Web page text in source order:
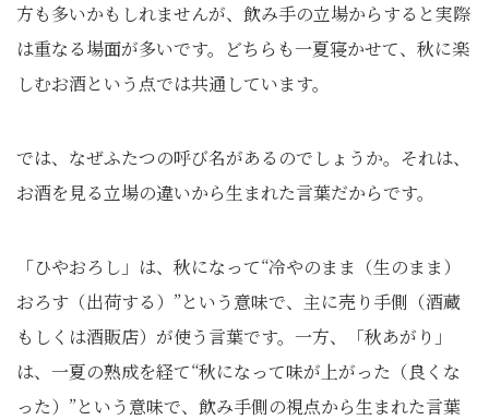
方も多いかもしれませんが、飲み手の立場からすると実際
は重なる場面が多いです。どちらも一夏寝かせて、秋に楽
しむお酒という点では共通しています。
では、なぜふたつの呼び名があるのでしょうか。それは、
お酒を見る立場の違いから生まれた言葉だからです。
「ひやおろし」は、秋になって“冷やのまま（生のまま）
おろす（出荷する）”という意味で、主に売り手側（酒蔵
もしくは酒販店）が使う言葉です。一方、「秋あがり」
は、一夏の熟成を経て“秋になって味が上がった（良くな
った）”という意味で、飲み手側の視点から生まれた言葉